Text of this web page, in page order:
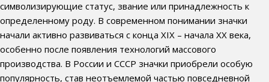
символизирующие статус, звание или принадлежность к
определенному роду. В современном понимании значки
начали активно развиваться с конца XIX – начала XX века,
особенно после появления технологий массового
производства. В России и СССР значки приобрели особую
популярность, став неотъемлемой частью повседневной